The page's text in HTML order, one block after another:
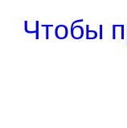
Чтобы